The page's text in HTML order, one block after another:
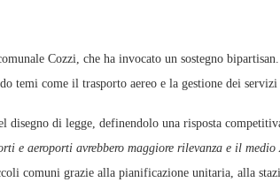
Cozzi, che ha invocato un sostegno
temi come il trasporto aereo e la gestione dei
disegno di legge, definendolo una risposta
e aeroporti avrebbero maggiore rilevanza e il
comuni grazie alla pianificazione unitaria, alla